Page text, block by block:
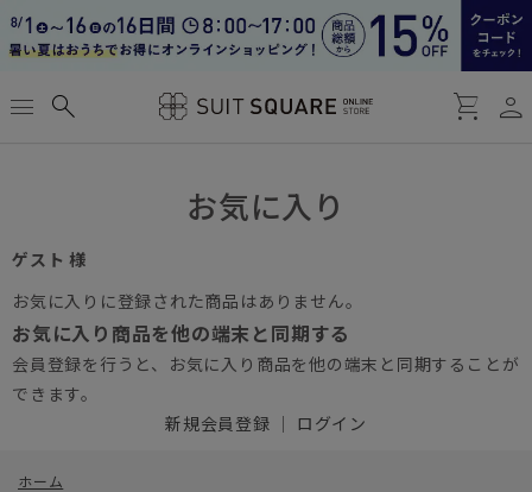
menu search shopping_cart person
お気に入り
ゲスト 様
お気に入りに登録された商品はありません。
お気に入り商品を他の端末と同期する
会員登録を行うと、お気に入り商品を他の端末と同期することが
できます。
新規会員登録 ｜ ログイン
ホーム